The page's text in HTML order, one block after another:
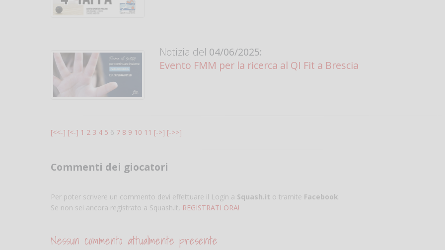
Notizia del 04/06/2025:
Evento FMM per la ricerca al QI Fit a Brescia
[<<-] [<-] 1 2 3 4 5 6 7 8 9 10 11 [->] [->>]
Commenti dei giocatori
Per poter scrivere un commento devi effettuare il Login a Squash.it o tramite Facebook.
Se non sei ancora registrato a Squash.it, REGISTRATI ORA!
Nessun commento attualmente presente